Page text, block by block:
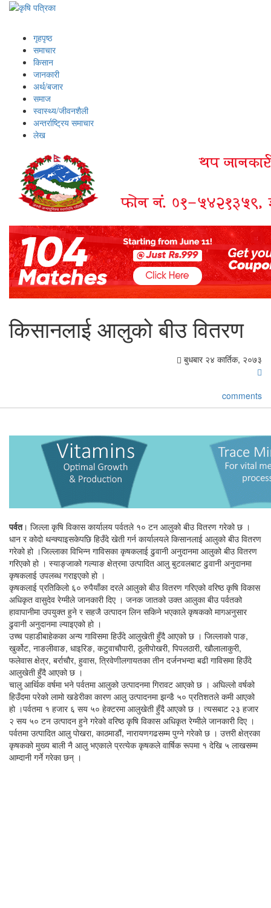
गृहपृष्ठ
समाचार
किसान
जानकारी
अर्थ/बजार
समाज
स्वास्थ्य/जीवनशैली
अन्तर्राष्ट्रिय समाचार
लेख
किसानलाई आलुको बीउ वितरण
बुधबार २४ कार्तिक, २०७३
comments
पर्वत। जिल्ला कृषि विकास कार्यालय पर्वतले १० टन आलुको बीउ वितरण गरेको छ ।
धान र कोदो थन्क्याइसकेपछि हिउँदे खेती गर्न कार्यालयले किसानलाई आलुको बीउ वितरण
गरेको हो ।जिल्लाका विभिन्न गाविसका कृषकलाई ढुवानी अनुदानमा आलुको बीउ वितरण
गरिएको हो । स्याङ्जाको गल्याङ क्षेत्रमा उत्पादित आलु बुटवलबाट ढुवानी अनुदानमा
कृषकलाई उपलब्ध गराइएको हो ।
कृषकलाई प्रतिकिलो ६० रुपैयाँका दरले आलुको बीउ वितरण गरिएको वरिष्ठ कृषि विकास
अधिकृत वासुदेव रेग्मीले जानकारी दिए । जनक जातको उक्त आलुका बीउ पर्वतको
हावापानीमा उपयुक्त हुने र सहजै उत्पादन लिन सकिने भएकाले कृषकको मागअनुसार
ढुवानी अनुदानमा ल्याइएको हो ।
उच्च पहाडीबाहेकका अन्य गाविसमा हिउँदे आलुखेती हुँदै आएको छ । जिल्लाको पाङ,
खुर्कोट, नाङलीवाङ, धाइरिङ, कटुवाचौपारी, ठूलीपोखरी, पिपलठारी, खौलालाकुरी,
फलेवास क्षेत्र, बर्राचौर, हुवास, त्रिवेणीलगायतका तीन दर्जनभन्दा बढी गाविसमा हिउँदे
आलुखेती हुँदै आएको छ ।
चालु आर्थिक वर्षमा भने पर्वतमा आलुको उत्पादनमा गिरावट आएको छ । अघिल्लो वर्षको
हिउँदमा परेको लामो खडेरीका कारण आलु उत्पादनमा झन्डै ५० प्रतिशतले कमी आएको
हो ।पर्वतमा १ हजार ६ सय ५० हेक्टरमा आलुखेती हुँदै आएको छ । त्यसबाट २३ हजार
२ सय ५० टन उत्पादन हुने गरेको वरिष्ठ कृषि विकास अधिकृत रेग्मीले जानकारी दिए ।
पर्वतमा उत्पादित आलु पोखरा, काठमाडौं, नारायणगढसम्म पुग्ने गरेको छ । उत्तरी क्षेत्रका
कृषकको मुख्य बाली नै आलु भएकाले प्रत्येक कृषकले वार्षिक रूपमा १ देखि ५ लाखसम्म
आम्दानी गर्ने गरेका छन् ।